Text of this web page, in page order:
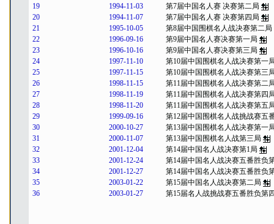
19
1994-11-03
第7届中国名人赛 决赛第二局
20
1994-11-07
第7届中国名人赛 决赛第四局
21
1995-10-05
第8届中国围棋名人战决赛第二局
22
1996-09-16
第9届中国名人赛决赛第一局
23
1996-10-16
第9届中国名人赛决赛第三局
24
1997-11-10
第10届中国围棋名人战决赛第一
25
1997-11-15
第10届中国围棋名人战决赛第三
26
1998-11-15
第11届中国围棋名人战决赛第二
27
1998-11-19
第11届中国围棋名人战决赛第四
28
1998-11-20
第11届中国围棋名人战决赛第五
29
1999-09-16
第12届中国围棋名人战挑战赛五
30
2000-10-27
第13届中国围棋名人战决赛第一
31
2000-11-07
第13届中国围棋名人战第三局
32
2001-12-04
第14届中国名人战决赛第1局
33
2001-12-24
第14届中国名人战决赛五番胜负
34
2001-12-27
第14届中国名人战决赛五番胜负
35
2003-01-22
第15届中国名人战决赛第二局
36
2003-01-27 第15届名人战挑战赛五番胜负第